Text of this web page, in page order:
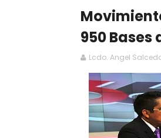
950 Bases
Lcdo. Angel